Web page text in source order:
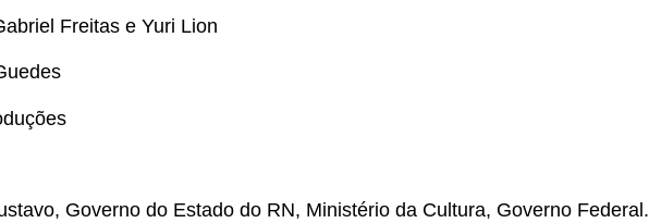
Freitas e Yuri Lion
Governo do Estado do RN, Ministério da Cultura, Governo Federal.